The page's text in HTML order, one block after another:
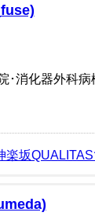
･消化器外科
坂